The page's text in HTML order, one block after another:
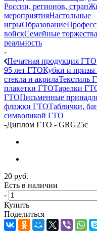
России, регионов, стран
мероприятияНастольные
игрыОбразование
войскСемейные торжества
реальность
-
Печатная продукция ГТО
95 лет ГТОКубки и
стекла и акрилаТекстиль
плакетки ГТОТарелки
ГТОПисьменные
флажки ГТОТаблички,
символикой ГТО
-Диплом ГТО - GRG25c
20 руб.
Есть в наличии
-
Купить
Поделиться